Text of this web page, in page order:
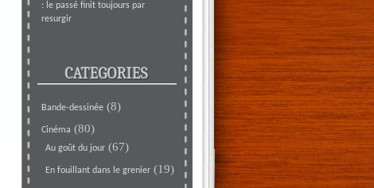
: le passé finit toujours par
resurgir
CATEGORIES
Bande-dessinée(8)
Cinéma (80)
Au goût du jour(67)
En fouillant dans le grenier(19)